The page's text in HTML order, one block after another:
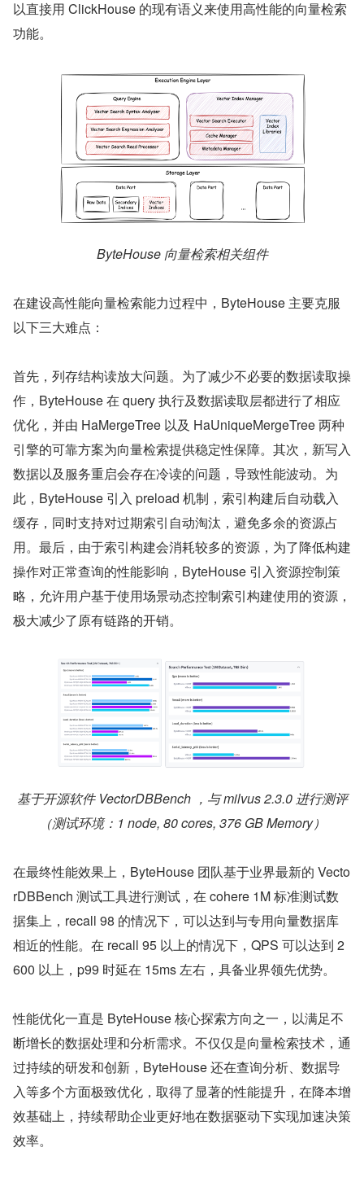
以直接用 ClickHouse 的现有语义来使用高性能的向量检索
功能。
ByteHouse 向量检索相关组件
在建设高性能向量检索能力过程中，ByteHouse 主要克服
以下三大难点：
首先，列存结构读放大问题。为了减少不必要的数据读取操
作，ByteHouse 在 query 执行及数据读取层都进行了相应
优化，并由 HaMergeTree 以及 HaUniqueMergeTree 两种
引擎的可靠方案为向量检索提供稳定性保障。其次，新写入
数据以及服务重启会存在冷读的问题，导致性能波动。为
此，ByteHouse 引入 preload 机制，索引构建后自动载入
缓存，同时支持对过期索引自动淘汰，避免多余的资源占
用。最后，由于索引构建会消耗较多的资源，为了降低构建
操作对正常查询的性能影响，ByteHouse 引入资源控制策
略，允许用户基于使用场景动态控制索引构建使用的资源，
极大减少了原有链路的开销。
基于开源软件 VectorDBBench ，与 milvus 2.3.0 进行测评
（测试环境：1 node, 80 cores, 376 GB Memory）
在最终性能效果上，ByteHouse 团队基于业界最新的 Vecto
rDBBench 测试工具进行测试，在 cohere 1M 标准测试数
据集上，recall 98 的情况下，可以达到与专用向量数据库
相近的性能。在 recall 95 以上的情况下，QPS 可以达到 2
600 以上，p99 时延在 15ms 左右，具备业界领先优势。
性能优化一直是 ByteHouse 核心探索方向之一，以满足不
断增长的数据处理和分析需求。不仅仅是向量检索技术，通
过持续的研发和创新，ByteHouse 还在查询分析、数据导
入等多个方面极致优化，取得了显著的性能提升，在降本增
效基础上，持续帮助企业更好地在数据驱动下实现加速决策
效率。